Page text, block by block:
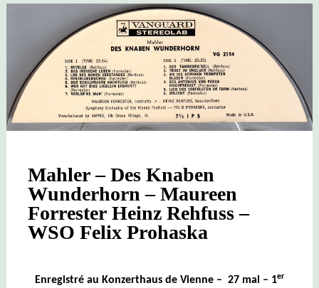
42
&
35
Mahler – Des Knaben
Wunderhorn – Maureen
Forrester Heinz Rehfuss –
WSO Felix Prohaska
Enregistré au Konzerthaus de Vienne – 27 mai – 1er